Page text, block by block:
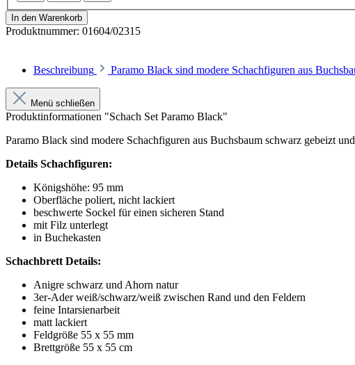
In den Warenkorb
Produktnummer: 01604/02315
Beschreibung Paramo Black sind modere Schachfiguren aus
Menü schließen
Produktinformationen "Schach Set Paramo Black"
Paramo Black sind modere Schachfiguren aus Buchsbaum schwarz gebeizt
Details Schachfiguren:
Königshöhe: 95 mm
Oberfläche poliert, nicht lackiert
beschwerte Sockel für einen sicheren Stand
mit Filz unterlegt
in Buchekasten
Schachbrett Details:
Anigre schwarz und Ahorn natur
3er-Ader weiß/schwarz/weiß zwischen Rand und den Feldern
feine Intarsienarbeit
matt lackiert
Feldgröße 55 x 55 mm
Brettgröße 55 x 55 cm